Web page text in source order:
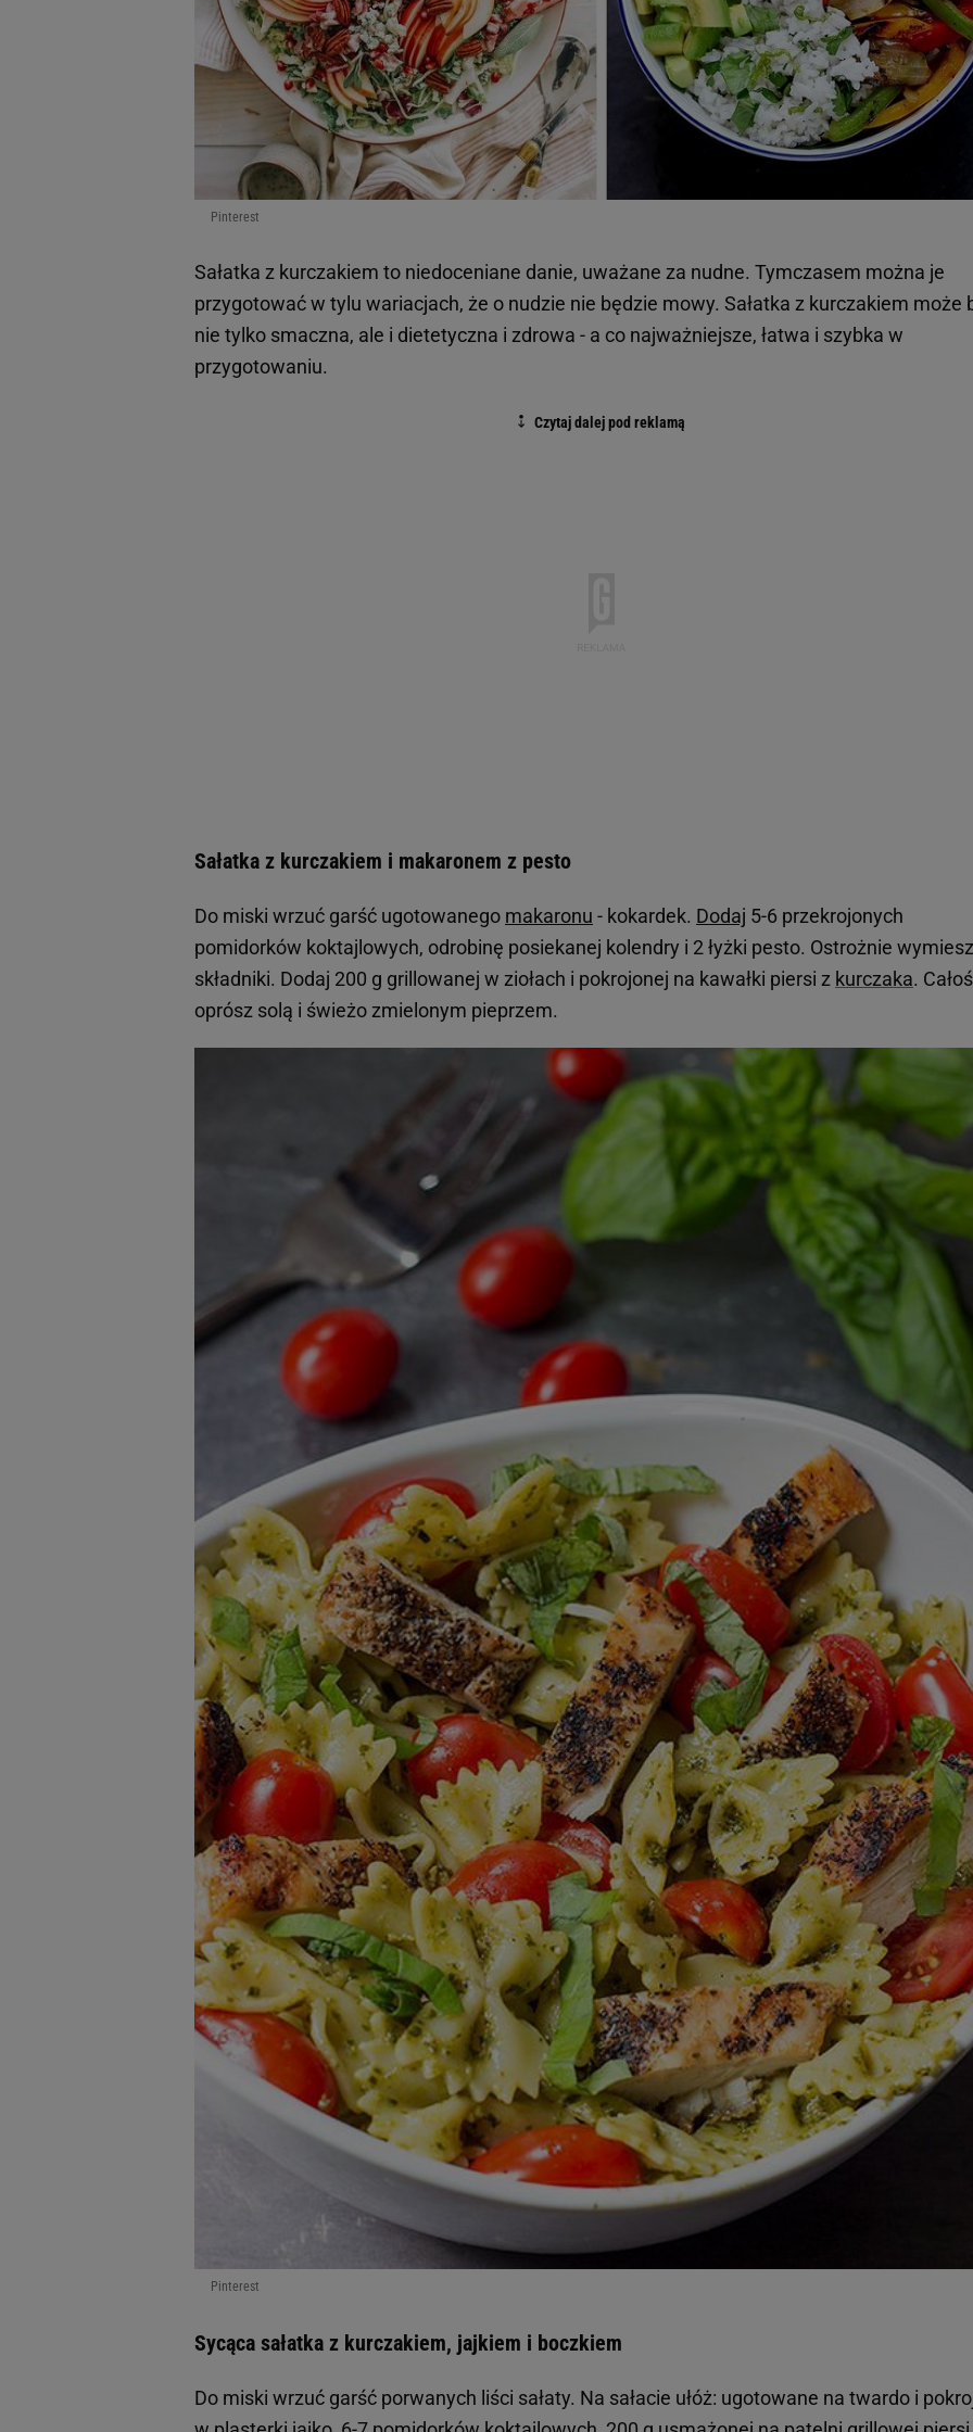
Pinterest
Sałatka z kurczakiem to niedoceniane danie, uważane za nudne. Tymczasem można je
przygotować w tylu wariacjach, że o nudzie nie będzie mowy. Sałatka z kurczakiem może
nie tylko smaczna, ale i dietetyczna i zdrowa - a co najważniejsze, łatwa i szybka w
przygotowaniu.
Sałatka z kurczakiem i makaronem z pesto
Do miski wrzuć garść ugotowanego makaronu - kokardek. Dodaj 5-6 przekrojonych
pomidorków koktajlowych, odrobinę posiekanej kolendry i 2 łyżki pesto. Ostrożnie
składniki. Dodaj 200 g grillowanej w ziołach i pokrojonej na kawałki piersi z kurczaka.
oprósz solą i świeżo zmielonym pieprzem.
Pinterest
Sycąca sałatka z kurczakiem, jajkiem i boczkiem
Do miski wrzuć garść porwanych liści sałaty. Na sałacie ułóż: ugotowane na twardo i